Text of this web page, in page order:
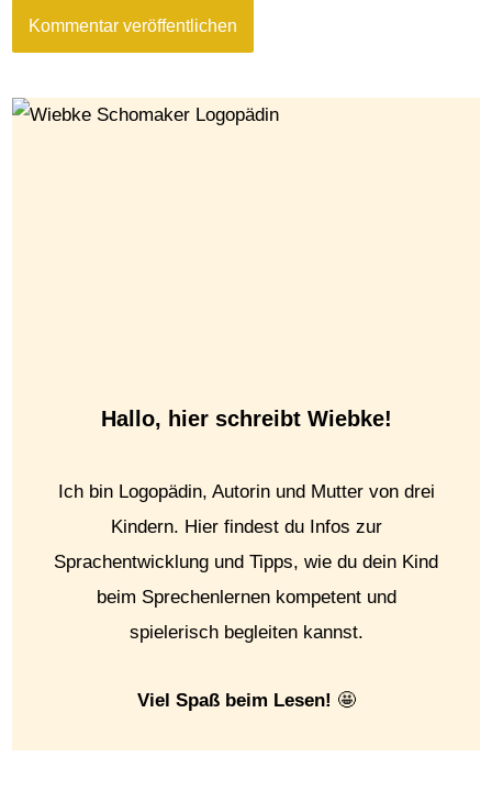
Hallo, hier schreibt Wiebke!
Ich bin Logopädin, Autorin und Mutter von drei
Kindern. Hier findest du Infos zur
Sprachentwicklung und Tipps, wie du dein Kind
beim Sprechenlernen kompetent und
spielerisch begleiten kannst.
Viel Spaß beim Lesen! 🤩